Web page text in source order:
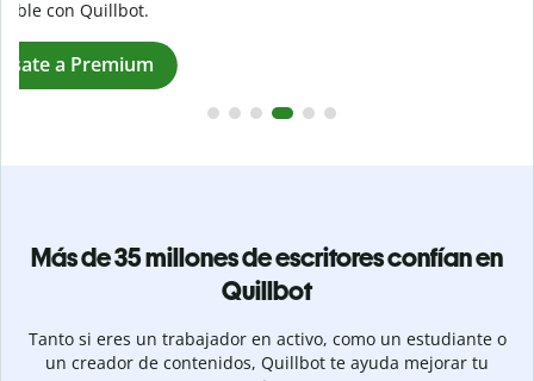
Más de 35 millones de escritores confían en
Quillbot
Tanto si eres un trabajador en activo, como un estudiante o
un creador de contenidos, Quillbot te ayuda mejorar tu